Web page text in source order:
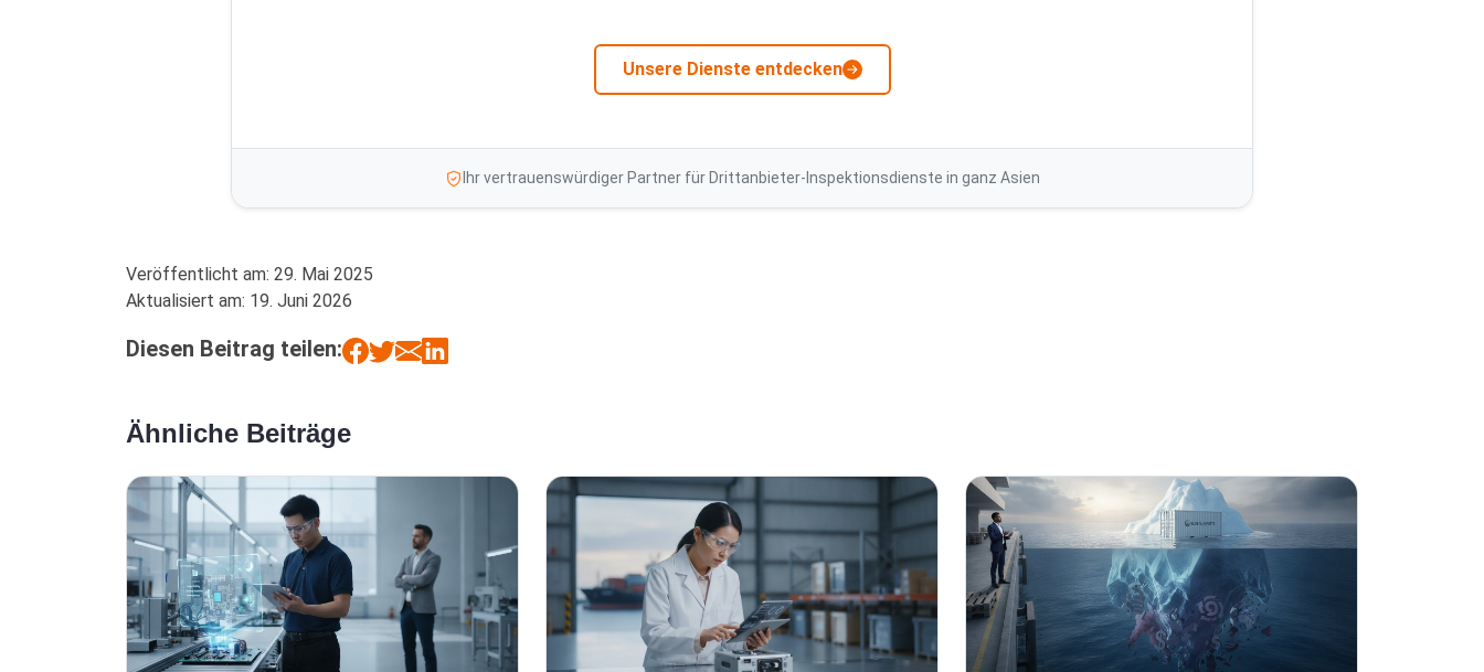
Unsere Dienste entdecken
Ihr vertrauenswürdiger Partner für Drittanbieter-Inspektionsdienste in ganz Asien
Veröffentlicht am: 29. Mai 2025
Aktualisiert am: 19. Juni 2026
Diesen Beitrag teilen:
Ähnliche Beiträge